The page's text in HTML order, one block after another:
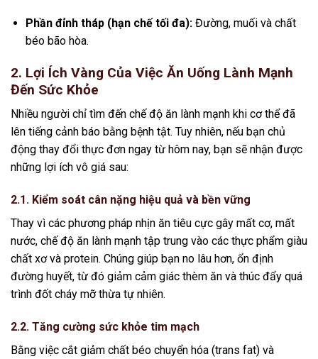
Phần đỉnh tháp (hạn chế tối đa):Đường, muối và chất
béo bão hòa.
2. Lợi Ích Vàng Của Việc Ăn Uống Lành Mạnh
Đến Sức Khỏe
Nhiều người chỉ tìm đến chế độ ăn lành mạnh khi cơ thể đã
lên tiếng cảnh báo bằng bệnh tật. Tuy nhiên, nếu bạn chủ
động thay đổi thực đơn ngay từ hôm nay, bạn sẽ nhận được
những lợi ích vô giá sau:
2.1. Kiểm soát cân nặng hiệu quả và bền vững
Thay vì các phương pháp nhịn ăn tiêu cực gây mất cơ, mất
nước, chế độ ăn lành mạnh tập trung vào các thực phẩm giàu
chất xơ và protein. Chúng giúp bạn no lâu hơn, ổn định
đường huyết, từ đó giảm cảm giác thèm ăn và thúc đẩy quá
trình đốt cháy mỡ thừa tự nhiên.
2.2. Tăng cường sức khỏe tim mạch
Bằng việc cắt giảm chất béo chuyển hóa (trans fat) và